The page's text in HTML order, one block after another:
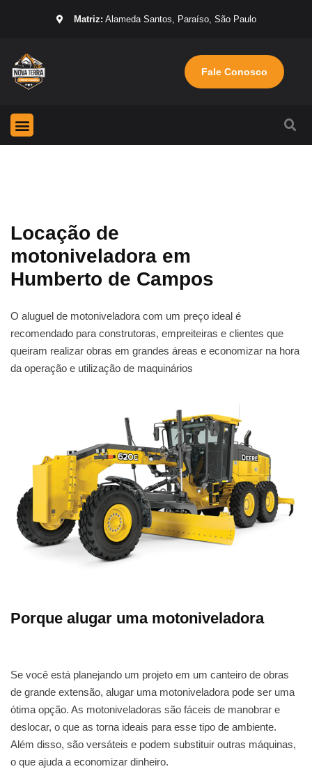
Matriz: Alameda Santos, Paraíso, São Paulo
Fale Conosco
Locação de
motoniveladora em
Humberto de Campos
O aluguel de motoniveladora com um preço ideal é
recomendado para construtoras, empreiteiras e clientes que
queiram realizar obras em grandes áreas e economizar na hora
da operação e utilização de maquinários
Porque alugar uma motoniveladora
Se você está planejando um projeto em um canteiro de obras
de grande extensão, alugar uma motoniveladora pode ser uma
ótima opção. As motoniveladoras são fáceis de manobrar e
deslocar, o que as torna ideais para esse tipo de ambiente.
Além disso, são versáteis e podem substituir outras máquinas,
o que ajuda a economizar dinheiro.